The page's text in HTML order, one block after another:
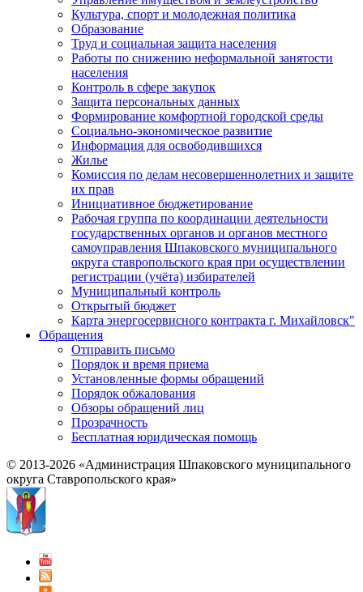
Культура, спорт и молодежная политика
Образование
Труд и социальная защита населения
Работы по снижению неформальной занятости
населения
Контроль в сфере закупок
Защита персональных данных
Формирование комфортной городской среды
Социально-экономическое развитие
Информация для освободившихся
Жилье
Комиссия по делам несовершеннолетних и защите
их прав
Инициативное бюджетирование
Рабочая группа по координации деятельности
государственных органов и органов местного
самоуправления Шпаковского муниципального
округа ставропольского края при осуществлении
регистрации (учёта) избирателей
Муниципальный контроль
Открытый бюджет
Карта энергосервисного контракта г. Михайловск"
Обращения
Отправить письмо
Порядок и время приема
Установленные формы обращений
Порядок обжалования
Обзоры обращений лиц
Прозрачность
Бесплатная юридическая помощь
© 2013-2026 «Администрация Шпаковского муниципального
округа Ставропольского края»